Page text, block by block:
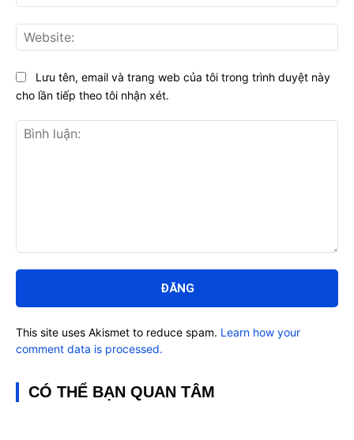
luận:
Lưu tên, email và trang web của tôi trong trình duyệt này
cho lần tiếp theo tôi nhận xét.
This site uses Akismet to reduce spam. Learn how your
comment data is processed.
CÓ THỂ BẠN QUAN TÂM